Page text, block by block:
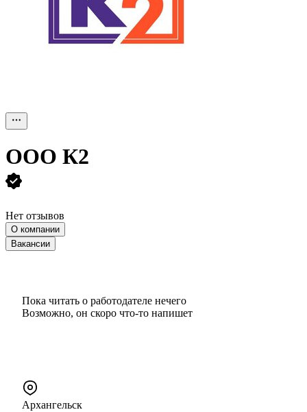
ООО К2
Нет отзывов
О компании
Вакансии
Пока читать о работодателе нечего
Возможно, он скоро что‑то напишет
Архангельск